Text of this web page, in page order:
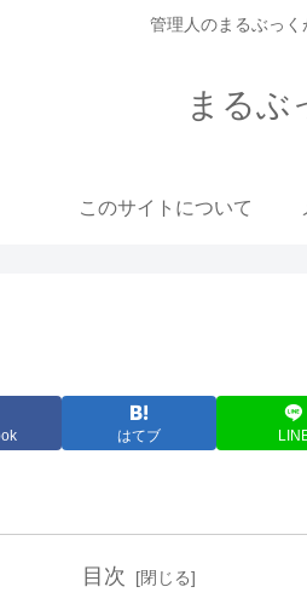
管理人のまるぶっ
まるぶ
このサイトについて
はてブ
目次